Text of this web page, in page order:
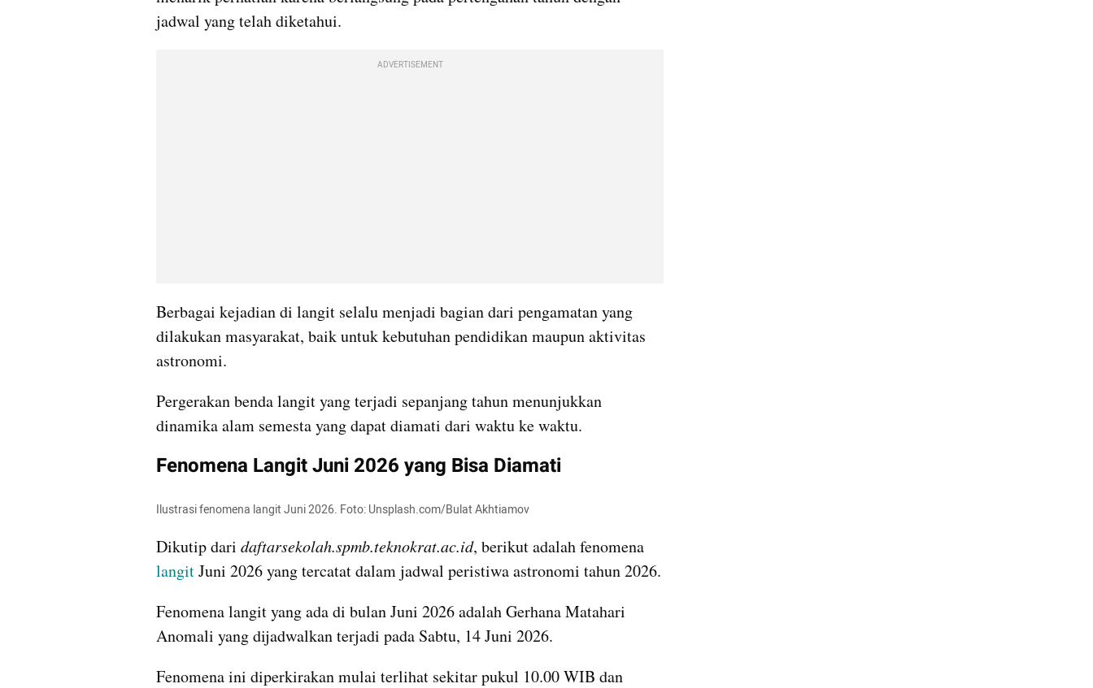
jadwal yang telah diketahui.
ADVERTISEMENT
Berbagai kejadian di langit selalu menjadi bagian dari pengamatan yang
dilakukan masyarakat, baik untuk kebutuhan pendidikan maupun aktivitas
astronomi.
Pergerakan benda langit yang terjadi sepanjang tahun menunjukkan
dinamika alam semesta yang dapat diamati dari waktu ke waktu.
Fenomena Langit Juni 2026 yang Bisa Diamati
Ilustrasi fenomena langit Juni 2026. Foto: Unsplash.com/Bulat Akhtiamov
Dikutip dari daftarsekolah.spmb.teknokrat.ac.id
langit Juni 2026 yang tercatat dalam jadwal peristiwa astronomi tahun 2026.
Fenomena langit yang ada di bulan Juni 2026 adalah Gerhana Matahari
Anomali yang dijadwalkan terjadi pada Sabtu, 14 Juni 2026.
Fenomena ini diperkirakan mulai terlihat sekitar pukul 10.00 WIB dan